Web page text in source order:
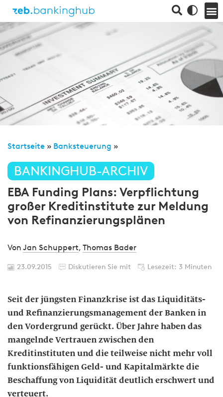
Startseite » Banksteuerung »
BANKINGHUB-ARCHIV
EBA Funding Plans: Verpflichtung
großer Kreditinstitute zur Meldung
von Refinanzierungsplänen
Von Jan Schuppert, Thomas Bader
23.09.2015 Diskutieren Sie mit Lesezeit: 3 Minuten
Seit der jüngsten Finanzkrise ist das Liquiditäts-
und Refinanzierungsmanagement der Banken in
den Vordergrund gerückt. Über Jahre haben das
mangelnde Vertrauen zwischen den
Kreditinstituten und die teilweise nicht mehr voll
funktionsfähigen Geld- und Kapitalmärkte die
Beschaffung von Liquidität deutlich erschwert und
verteuert.